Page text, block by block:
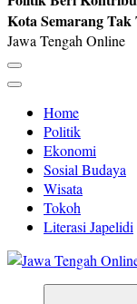
Kota Semarang Tak
Jawa Tengah Online
Home
Politik
Ekonomi
Sosial Budaya
Wisata
Tokoh
Literasi Japelidi